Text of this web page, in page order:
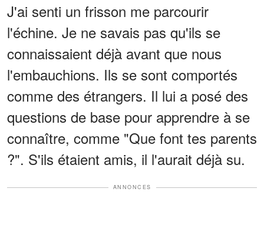
J'ai senti un frisson me parcourir
l'échine. Je ne savais pas qu'ils se
connaissaient déjà avant que nous
l'embauchions. Ils se sont comportés
comme des étrangers. Il lui a posé des
questions de base pour apprendre à se
connaître, comme "Que font tes parents
?". S'ils étaient amis, il l'aurait déjà su.
ANNONCES